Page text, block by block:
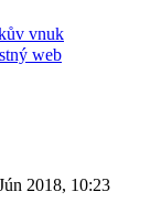
vnuk
web
2018, 10:23